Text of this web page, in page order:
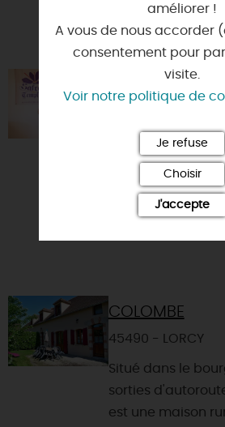
La famille
récoltante de
à Egry, petite
Nord Loiret. ...
COLOMBE
45490 - LORCY
Situé dans le
sorties
est une maison
améliorer !
A vous de nous accorder
consentement pour
visite.
Voir notre politique de
Je refuse
Choisir
J'accepte